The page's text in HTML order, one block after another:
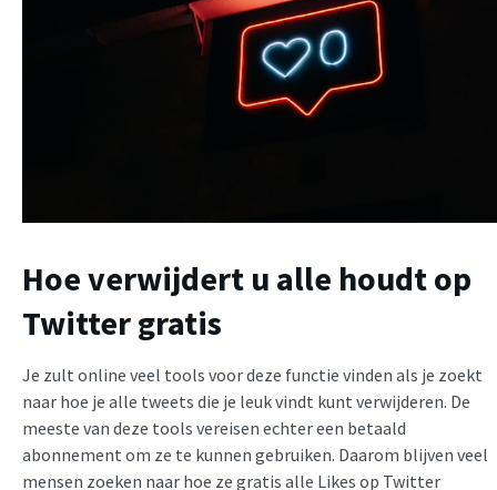
Hoe verwijdert u alle houdt op
Twitter gratis
Je zult online veel tools voor deze functie vinden als je zoekt
naar hoe je alle tweets die je leuk vindt kunt verwijderen. De
meeste van deze tools vereisen echter een betaald
abonnement om ze te kunnen gebruiken. Daarom blijven veel
mensen zoeken naar hoe ze gratis alle Likes op Twitter